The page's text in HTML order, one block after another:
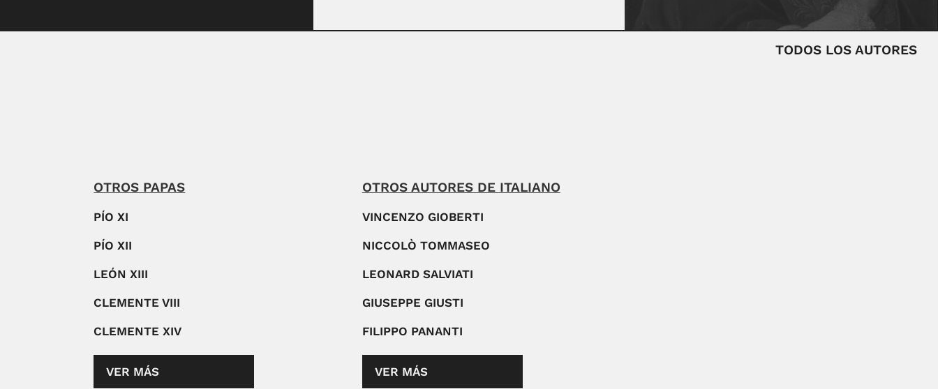
TODOS LOS AUTORES
OTROS PAPAS
PÍO XI
PÍO XII
LEÓN XIII
CLEMENTE VIII
CLEMENTE XIV
VER MÁS
OTROS AUTORES DE ITALIANO
VINCENZO GIOBERTI
NICCOLÒ TOMMASEO
LEONARD SALVIATI
GIUSEPPE GIUSTI
FILIPPO PANANTI
VER MÁS